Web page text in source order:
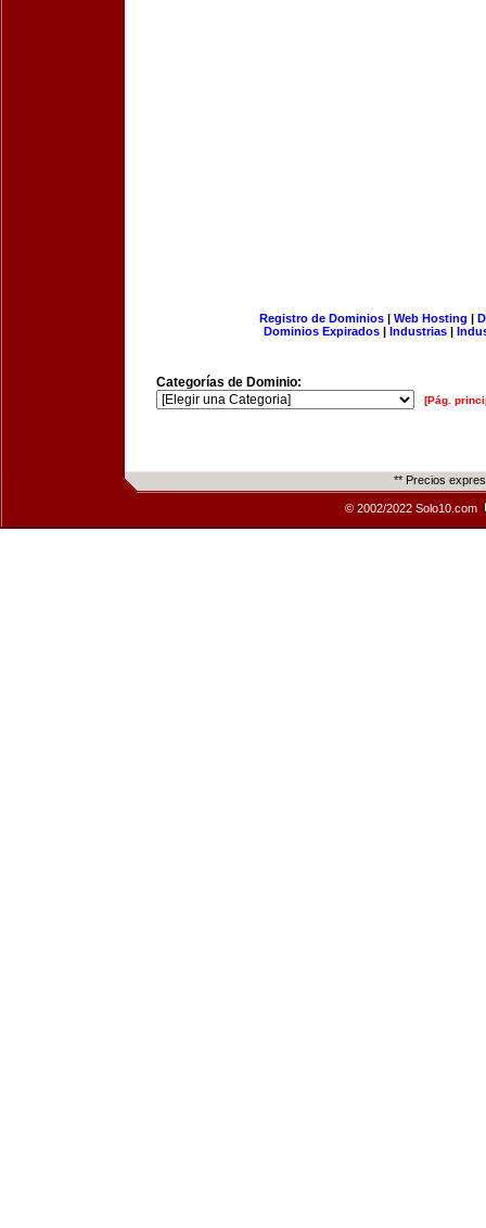
Registro de Dominios| Web Hosting |
Dominios Expirados | Industrias |
Categorías de Dominio:
[Pág.
** Precios
© 2002/2022 Solo10.com